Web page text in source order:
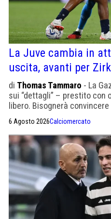
La Juve cambia in
uscita, avanti per
di Thomas Tammaro - La
sui “det­ta­gli” – pre­stito con
libero. Bisognerà
prestito"
6 Agosto 2026Calciomercato